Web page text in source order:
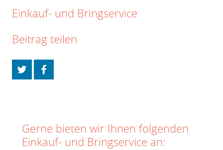
Einkauf- und Bringservice
Beitrag teilen
Gerne bieten wir Ihnen folgenden
Einkauf- und Bringservice an: